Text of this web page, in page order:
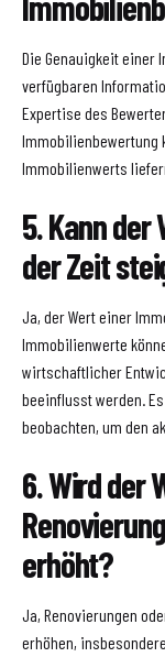
Die Genauigkeit einer
verfügbaren
Expertise des
Immobilienbewertung
Immobilienwerts
5. Kann
der Zeit
Ja, der Wert einer
Immobilienwerte
wirtschaftlicher
beeinflusst werden.
beobachten, um den
6. Wird der
erhöht?
Ja, Renovierungen
erhöhen,